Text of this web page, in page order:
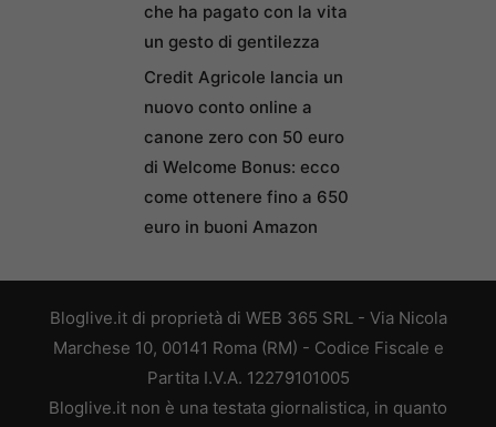
che ha pagato con la vita
un gesto di gentilezza
Credit Agricole lancia un
nuovo conto online a
canone zero con 50 euro
di Welcome Bonus: ecco
come ottenere fino a 650
euro in buoni Amazon
Bloglive.it di proprietà di WEB 365 SRL - Via Nicola
Marchese 10, 00141 Roma (RM) - Codice Fiscale e
Partita I.V.A. 12279101005
Bloglive.it non è una testata giornalistica, in quanto